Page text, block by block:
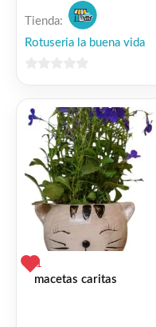
Tienda:
Rotuseria la buena vida
5
1
macetas caritas